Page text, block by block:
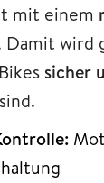
mit einem
Damit wird
sicher
sind.